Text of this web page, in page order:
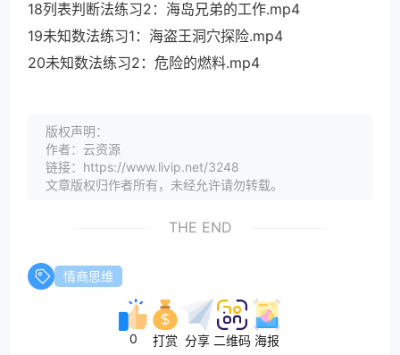
18列表判断法练习2：海岛兄弟的工作.mp4
19未知数法练习1：海盗王洞穴探险.mp4
20未知数法练习2：危险的燃料.mp4
版权声明：
作者：云资源
链接：https://www.livip.net/3248
文章版权归作者所有，未经允许请勿转载。
THE END
情商思维
0 打赏 分享 二维码 海报